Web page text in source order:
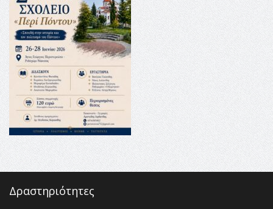
16:27 -Όλυμπος: Εντάχθηκε στον Κατάλογο Παγκόσμιας
Κληρονομιάς της UNESCO – Ομόφωνη η απόφαση Ο
Όλυμπος αναγνωρίστηκε ως φυσικό και πολιτιστικό
αγαθό εξέχουσας οικουμενικής αξίας για την
ανθρωπότητα
16:18 -ΕΝΟΡΙΑΚΕΣ ΚΑΛΟΚΑΙΡΙΝΕΣ ΔΡΑΣΕΙΣ ΓΙΑ ΠΑΙΔΙΑ
ΣΤΗΝ ΕΔΕΣΣΑ
Δραστηριότητες